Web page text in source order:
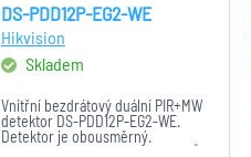
DS-PDD12P-EG2-WE
Hikvision
Skladem
Vnitřní bezdrátový duální PIR+MW
detektor DS-PDD12P-EG2-WE.
Detektor je obousměrný.
Detekující vzdálenost do 12metrů